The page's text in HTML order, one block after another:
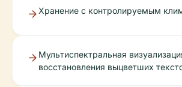
Хранение с контролируемым
Мультиспектральная
восстановления выцветших